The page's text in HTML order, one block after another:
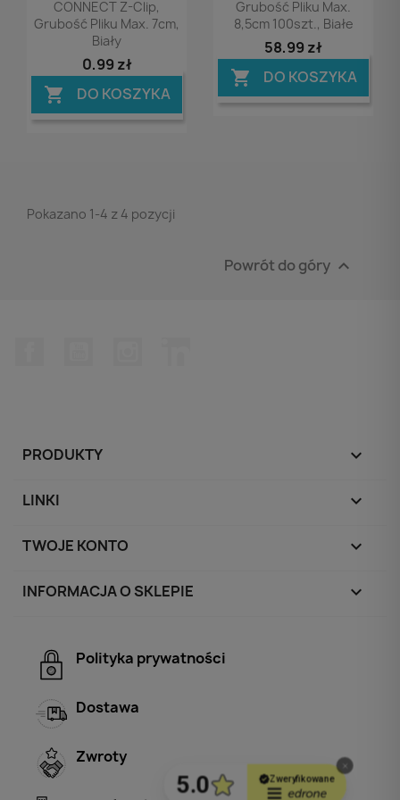
CONNECT Z-Clip,
Grubość Pliku Max. 7cm,
Biały
0,99 zł
 DO KOSZYKA
Grubość Pliku Max.
8,5cm 100szt., Białe
58,99 zł
 DO KOSZYKA
Pokazano 1-4 z 4 pozycji
Powrót do góry 
PRODUKTY 
LINKI 
TWOJE KONTO 
INFORMACJA O SKLEPIE keyboard_arrow_down
Polityka prywatności
Dostawa
Zwroty